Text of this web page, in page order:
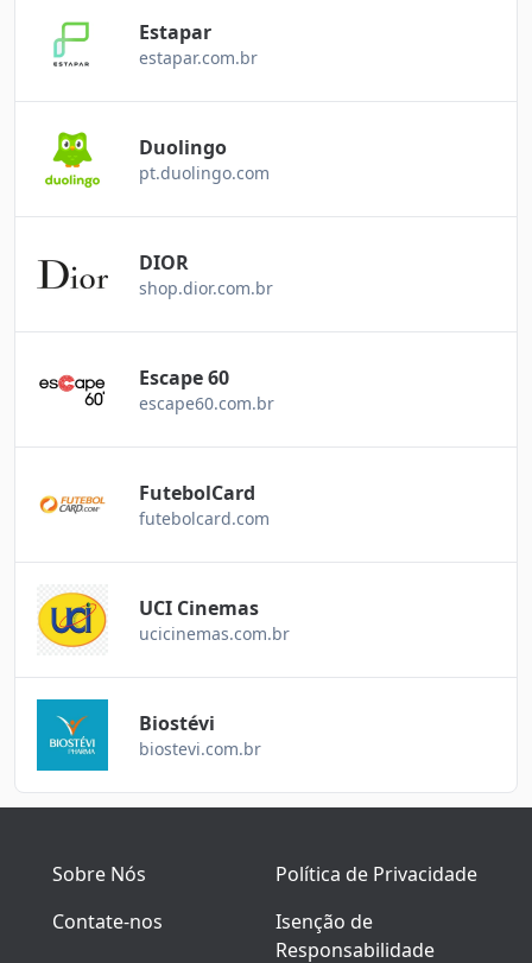
Estapar
estapar.com.br
Duolingo
pt.duolingo.com
DIOR
shop.dior.com.br
Escape 60
escape60.com.br
FutebolCard
futebolcard.com
UCI Cinemas
ucicinemas.com.br
Biostévi
biostevi.com.br
Sobre Nós
Política de Privacidade
Contate-nos
Isenção de
Responsabilidade